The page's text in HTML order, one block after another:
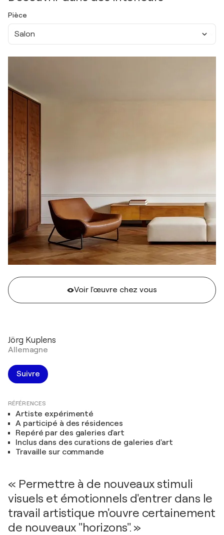
Pièce
Salon
Voir l'œuvre chez vous
Jörg Kuplens
Allemagne
Suivre
RÉFÉRENCES
Artiste expérimenté
A participé à des résidences
Repéré par des galeries d'art
Inclus dans des curations de galeries d'art
Travaille sur commande
« Permettre à de nouveaux stimuli
visuels et émotionnels d'entrer dans le
travail artistique m'ouvre certainement
de nouveaux "horizons". »